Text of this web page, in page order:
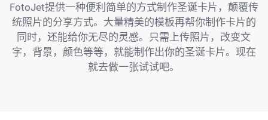
FotoJet提供一种便利简单的方式制作圣诞卡片，颠覆传
统照片的分享方式。大量精美的模板再帮你制作卡片的
同时，还能给你无尽的灵感。只需上传照片，改变文
字，背景，颜色等等，就能制作出你的圣诞卡片。现在
就去做一张试试吧。